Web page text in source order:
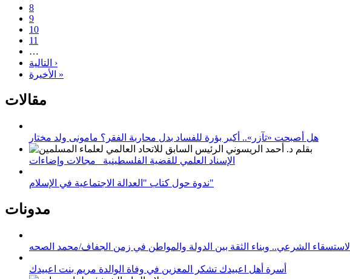
8
9
10
11
…
التالية ›
الأخيرة »
مقالات
هل أصبحت «تآزر».. أكبر بؤرة للفساد بدل محاربة الفقر؟ مامونى ولد مختار
الإسناد العلمي للقضية الفلسطينية_ مجالات وإضاءات
ندوة حول كتاب "العدالة الاجتماعية في الإسلام"
مدونات
الاستسقاء الشرعي.. وبناء الثقة بين الدولة والمواطن في زمن الجفاف/محمد الصحه
أسرة أهل اعبيدك تشكر المعزين في وفاة الوالدة مريم بنت اعبيدك